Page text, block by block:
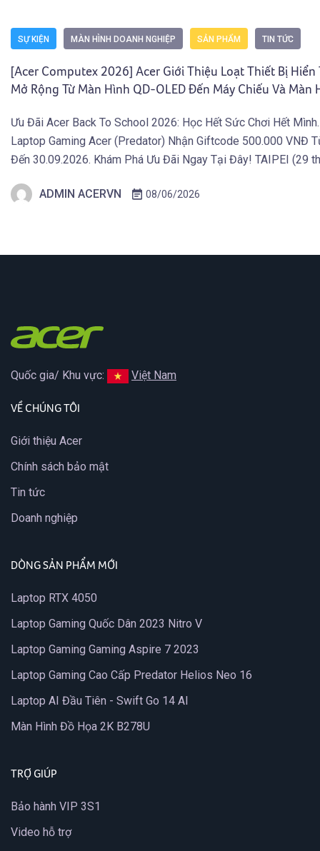
SỰ KIỆN MÀN HÌNH DOANH NGHIỆP SẢN PHẨM TIN TỨC
[Acer Computex 2026] Acer Giới Thiệu Loạt Thiết Bị Hiển
Mở Rộng Từ Màn Hình QD-OLED Đến Máy Chiếu Và Màn
Ưu Đãi Acer Back To School 2026: Học Hết Sức Chơi Hết
Laptop Gaming Acer (Predator) Nhận Giftcode 500.000 VNĐ
Đến 30.09.2026. Khám Phá Ưu Đãi Ngay Tại Đây! TAIPEI (29
giải trí và […]
ADMIN ACERVN 08/06/2026
Quốc gia/ Khu vực: Việt Nam
VỀ CHÚNG TÔI
Giới thiệu Acer
Chính sách bảo mật
Tin tức
Doanh nghiệp
DÒNG SẢN PHẨM MỚI
Laptop RTX 4050
Laptop Gaming Quốc Dân 2023 Nitro V
Laptop Gaming Gaming Aspire 7 2023
Laptop Gaming Cao Cấp Predator Helios Neo 16
Laptop AI Đầu Tiên - Swift Go 14 AI
Màn Hình Đồ Họa 2K B278U
TRỢ GIÚP
Bảo hành VIP 3S1
Video hỗ trợ